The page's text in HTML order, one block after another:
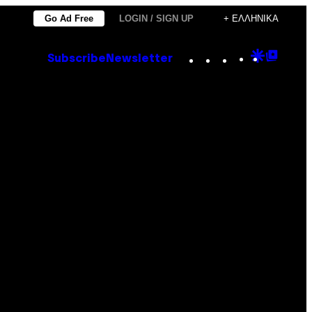
Go Ad Free LOGIN / SIGN UP + ΕΛΛΗΝΙΚΆ
Subscribe Newsletter Instagram
TikTok
YouTube
Google